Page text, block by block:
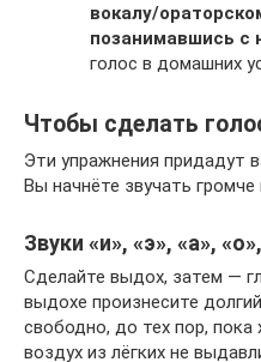
вокалу/
позанимавшись с
голос в домашних
Чтобы сделать
Эти упражнения придадут
Вы начнёте звучать
Звуки «и», «э», «а»,
Сделайте выдох, затем —
выдохе произнесите
свободно, до тех пор, пока
воздух из лёгких не